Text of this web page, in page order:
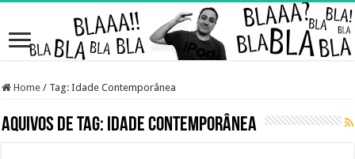
Home / Tag:Idade Contemporânea
Aquivos de Tag: Idade Contemporânea